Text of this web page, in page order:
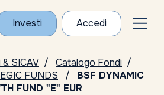
Investi Accedi
& SICAV
Catalogo Fondi
FUNDS
BSF DYNAMIC
FUND "E" EUR